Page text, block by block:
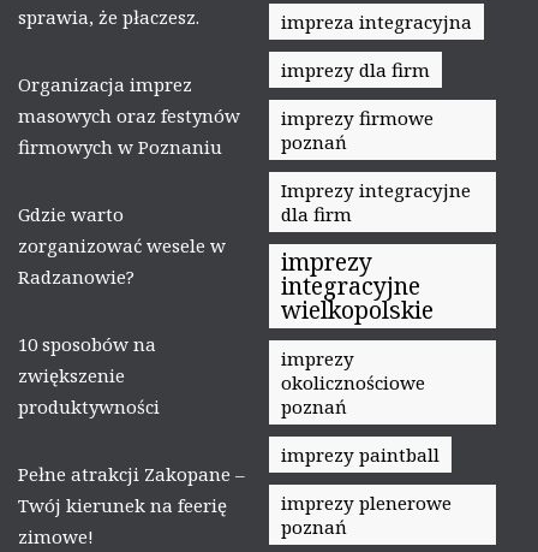
sprawia, że płaczesz.
Organizacja imprez
masowych oraz festynów
firmowych w Poznaniu
Gdzie warto
zorganizować wesele w
Radzanowie?
10 sposobów na
zwiększenie
produktywności
Pełne atrakcji Zakopane –
Twój kierunek na feerię
zimowe!
impreza integracyjna
imprezy dla firm
imprezy firmowe
poznań
Imprezy integracyjne
dla firm
imprezy
integracyjne
wielkopolskie
imprezy
okolicznościowe
poznań
imprezy paintball
imprezy plenerowe
poznań